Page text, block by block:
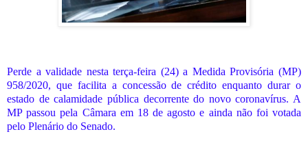
Perde a validade nesta terça-feira (24) a Medida Provisória (MP)
958/2020, que facilita a concessão de crédito enquanto durar o
estado de calamidade pública decorrente do novo coronavírus. A
MP passou pela Câmara em 18 de agosto e ainda não foi votada
pelo Plenário do Senado.